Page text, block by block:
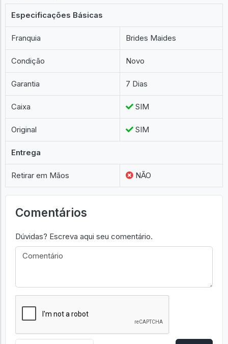
Especificações Básicas
Franquia Brides Maides
Condição Novo
Garantia 7 Dias
Caixa SIM
Original SIM
Entrega
Retirar em Mãos NÃO
Comentários
Dúvidas? Escreva aqui seu comentário.